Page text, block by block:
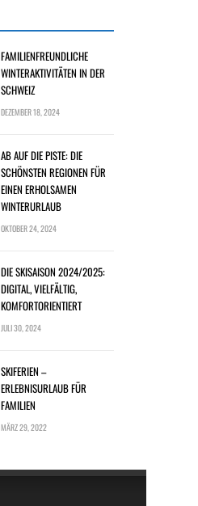
FAMILIENFREUNDLICHE
WINTERAKTIVITÄTEN IN DER
SCHWEIZ
DEZEMBER 18, 2024
AB AUF DIE PISTE: DIE
SCHÖNSTEN REGIONEN FÜR
EINEN ERHOLSAMEN
WINTERURLAUB
OKTOBER 24, 2024
DIE SKISAISON 2024/2025:
DIGITAL, VIELFÄLTIG,
KOMFORTORIENTIERT
JULI 30, 2024
SKIFERIEN –
ERLEBNISURLAUB FÜR
FAMILIEN
MÄRZ 29, 2022